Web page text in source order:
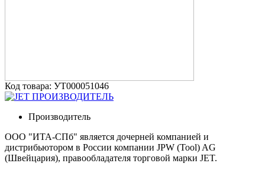
Код товара: УТ000051046
ПРОИЗВОДИТЕЛЬ
Производитель
ООО "ИТА-СПб" является дочерней компанией и
дистрибьютором в России компании JPW (Tool) AG
(Швейцария), правообладателя торговой марки JET.